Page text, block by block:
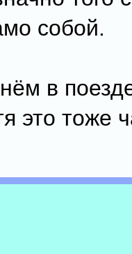
собой.
в
это тоже